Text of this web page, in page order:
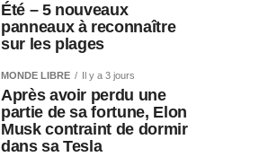
Été – 5 nouveaux
panneaux à reconnaître
sur les plages
MONDE LIBRE Il y a 3 jours
Après avoir perdu une
partie de sa fortune, Elon
Musk contraint de dormir
dans sa Tesla